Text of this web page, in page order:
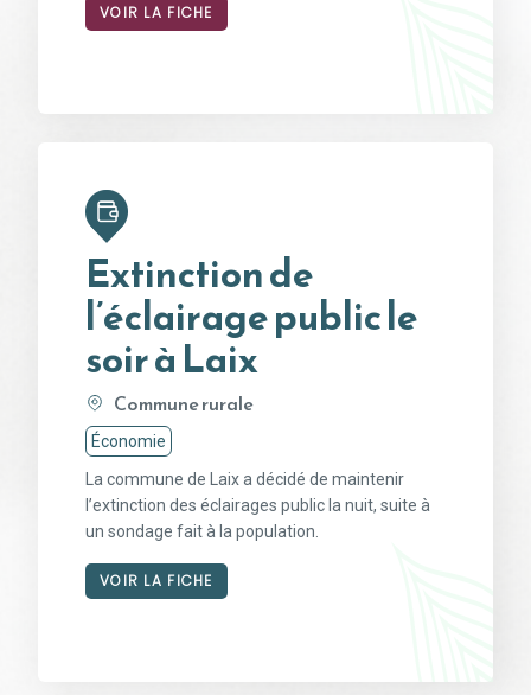
VOIR LA FICHE
Extinction de
l’éclairage public le
soir à Laix
Commune rurale
Économie
La commune de Laix a décidé de maintenir
l’extinction des éclairages public la nuit, suite à
un sondage fait à la population.
VOIR LA FICHE